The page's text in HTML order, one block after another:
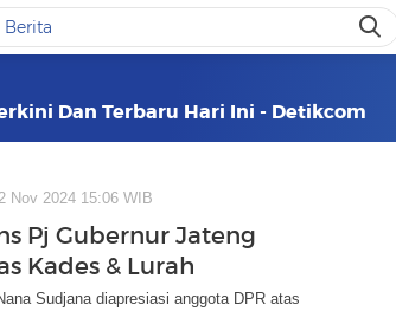
Dan Terbaru Hari Ini - Detikcom
Nov 2024 15:06 WIB
Pj Gubernur Jateng
Kades & Lurah
Sudjana diapresiasi anggota DPR atas